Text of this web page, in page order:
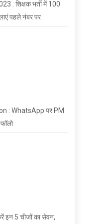
: शिक्षक भर्ती में 100
पहले नंबर पर
: WhatsApp पर PM
इन 5 चीजों का सेवन,